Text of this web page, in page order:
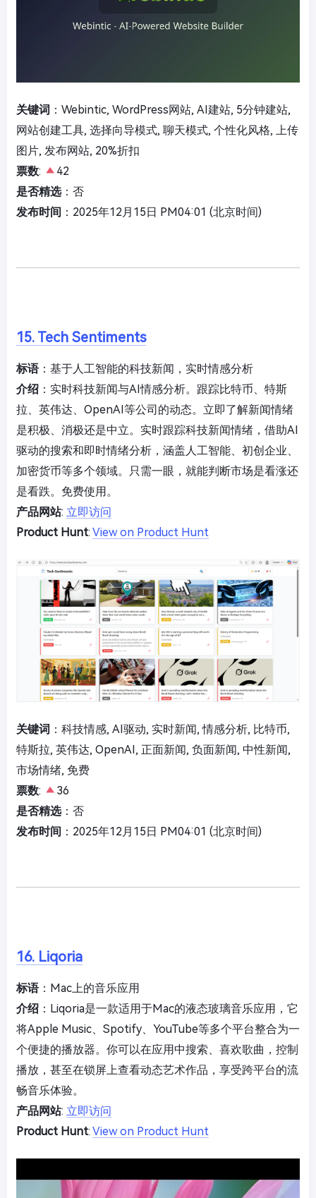
关键词 ：Webintic, WordPress网站, AI建站, 5分钟建站,
网站创建工具, 选择向导模式, 聊天模式, 个性化风格, 上传
图片, 发布网站, 20%折扣
票数:
42
是否精选：否
发布时间 ：2025年12月15日 PM04:01 (北京时间)
15. Tech Sentiments
标语：基于人工智能的科技新闻，实时情感分析
介绍 ：实时科技新闻与AI情感分析。跟踪比特币、特斯
拉、英伟达、OpenAI等公司的动态。立即了解新闻情绪
是积极、消极还是中立。实时跟踪科技新闻情绪，借助AI
驱动的搜索和即时情绪分析，涵盖人工智能、初创企业、
加密货币等多个领域。只需一眼，就能判断市场是看涨还
是看跌。免费使用。
产品网站: 立即访问
Product Hunt: View on Product Hunt
关键词 ：科技情感, AI驱动, 实时新闻, 情感分析, 比特币,
特斯拉, 英伟达, OpenAI, 正面新闻, 负面新闻, 中性新闻,
市场情绪, 免费
票数:
36
是否精选：否
发布时间 ：2025年12月15日 PM04:01 (北京时间)
16. Liqoria
标语：Mac上的音乐应用
介绍 ：Liqoria是一款适用于Mac的液态玻璃音乐应用，它
将Apple Music、Spotify、YouTube等多个平台整合为一
个便捷的播放器。你可以在应用中搜索、喜欢歌曲，控制
播放，甚至在锁屏上查看动态艺术作品，享受跨平台的流
畅音乐体验。
产品网站: 立即访问
Product Hunt: View on Product Hunt